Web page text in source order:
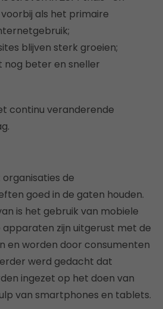
als het primaire
blijven sterk groeien;
beter en sneller
continu veranderende
de
goed in de gaten houden.
is het gebruik van mobiele
zijn uitgerust met de
en worden door consumenten
werd gedacht dat
ingezet op het doen van
van smartphones en tablets.